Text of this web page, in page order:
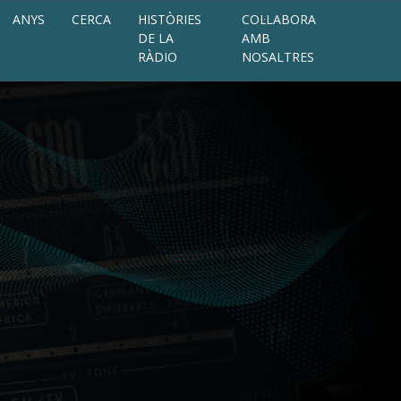
ANYS CERCA
HISTÒRIES
DE LA
RÀDIO
COL·LABORA
AMB
NOSALTRES